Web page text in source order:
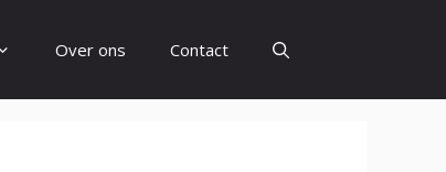
Over ons Contact